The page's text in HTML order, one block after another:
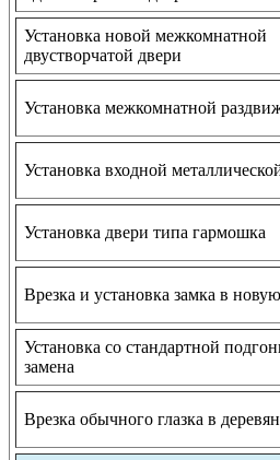
Установка новой межкомнатной
двустворчатой двери
Установка межкомнатной
Установка входной
Установка двери типа гармошка
Врезка и установка замка в
Установка со стандартной
замена
Врезка обычного глазка в